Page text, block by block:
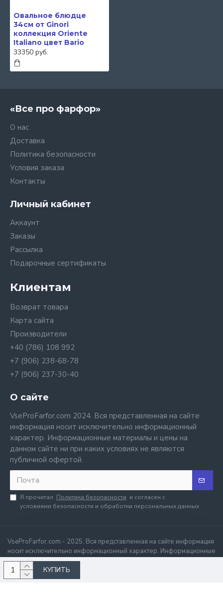
КУПИТЬ
Овальное блюдце
34см от Ginori
коллекция Oriente
Italiano цвет Bario
33350 руб.
«Все про фарфор»
О нас
Доставка
Политика безопасности
Условия заказа
Контакты
Личный кабинет
Аккаунт
Заказы
Рассылка
Подарочные сертификаты
Клиентам
Возврат товара
Карта сайта
Производители
+40 (786) 108 992
+7 (906) 238-68-78
+7 (906) 237-30-40
О сайте
VseProFarfor.com 2024. Вся представленная на сайте
информация носит исключительно информационный
характер. Информационные материалы и цены на
данном сайте ни при каких условиях не являются
публичной офертой.
Я прочитал Политика безопасности и согласен с
условиями безопасности и обработки персональных данных
VseProFarfor.com - 2025. Вся представленная на сайте информация
носит исключительно информационный характер. Информационные
материалы и цены на данном сайте ни при каких условиях не
являются публичной офертой.